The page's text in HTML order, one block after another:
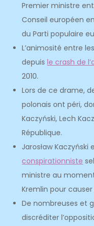
Premier ministre
Conseil européen
du Parti populaire
L’animosité entre
depuisle crash de
2010.
Lors de ce drame,
polonais ont péri,
Kaczyński, Lech
République.
Jarosław
conspirationniste
ministre au
Kremlin pour causer
De nombreuses et
discréditer